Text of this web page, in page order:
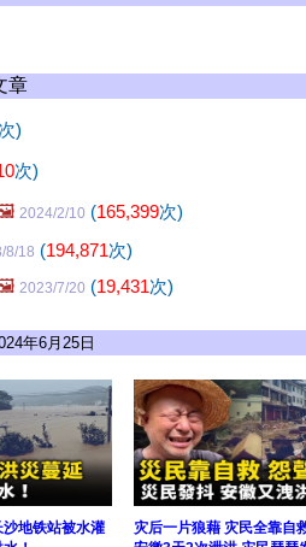
章
次)
次)
2024/2/10 (165,399次)
8/18 (194,871次)
2023/7/20 (19,431次)
年6月25日
地铁站被水灌
灾后一片狼藉 灾民全靠自